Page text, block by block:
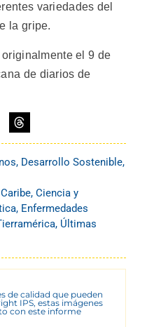
variedades del
la gripe.
el 9 de
de diarios de
, Desarrollo Sostenible,
, Ciencia y
, Enfermedades
, Últimas
de calidad que pueden
IPS, estas imágenes
con este informe